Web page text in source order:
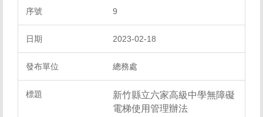
9
2023-02-18
總務處
新竹縣立六家高級中學無障礙
電梯使用管理辦法